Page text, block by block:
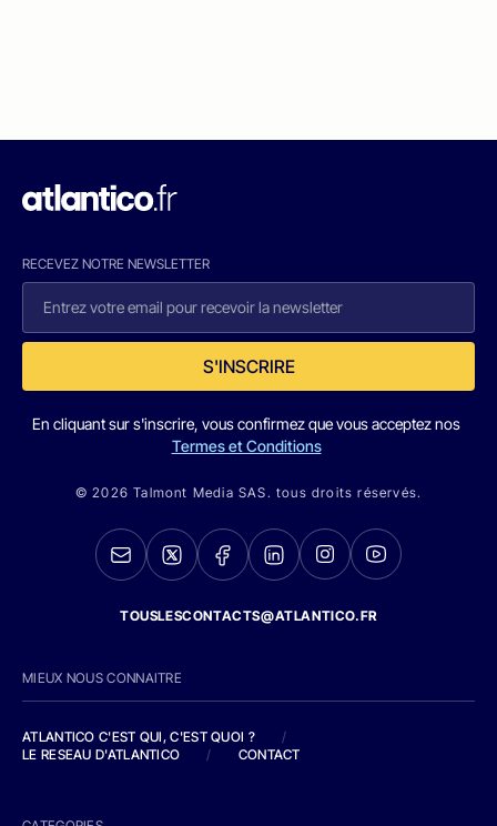
RECEVEZ NOTRE NEWSLETTER
S'INSCRIRE
En cliquant sur s'inscrire, vous confirmez que vous acceptez nos
Termes et Conditions
© 2026 Talmont Media SAS. tous droits réservés.
TOUSLESCONTACTS@ATLANTICO.FR
MIEUX NOUS CONNAITRE
ATLANTICO C'EST QUI, C'EST QUOI ?
/
LE RESEAU D'ATLANTICO
/ CONTACT